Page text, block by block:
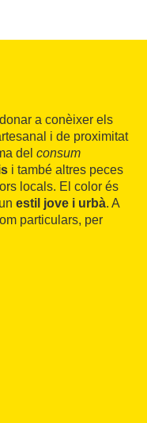
a conèixer els
i de proximitat
del consum
i també altres peces
locals. El color és
estil jove i urbà. A
particulars, per